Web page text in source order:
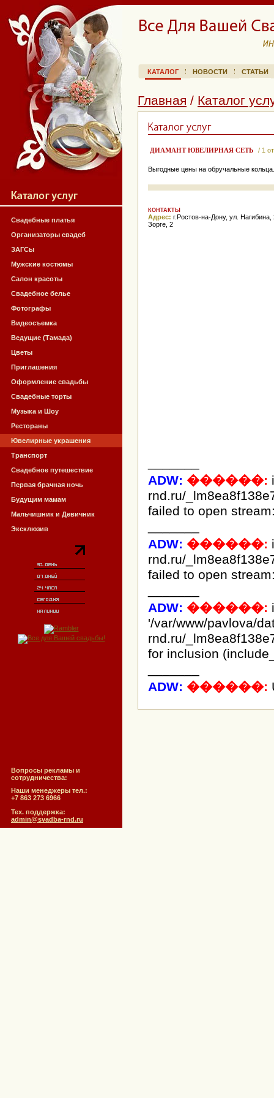
Свадебные платья
Организаторы свадеб
ЗАГСы
Мужские костюмы
Салон красоты
Свадебное белье
Фотографы
Видеосъемка
Ведущие (Тамада)
Цветы
Приглашения
Оформление свадьбы
Свадебные торты
Музыка и Шоу
Рестораны
Ювелирные украшения
Транспорт
Свадебное путешествие
Первая брачная ночь
Будущим мамам
Мальчишник и Девичник
Эксклюзив
Вопросы рекламы и
сотрудничества:
Наши менеджеры тел.:
+7 863 273 6966
Тех. поддержка:
admin@svadba-rnd.ru
КАТАЛОГ НОВОСТИ СТАТЬИ
Главная / Каталог
ДИАМАНТ ЮВЕЛИРНАЯ СЕТЬ / 1
Выгодные цены на обручальные
КОНТАКТЫ
Адрес: г.Ростов-на-Дону, ул. Нагибина,
Зорге, 2
ADW: ������:
rnd.ru/
failed to open
ADW: ������:
rnd.ru/
failed to open
ADW: ������:
'/var/www/pavlova/
rnd.ru/
for inclusion
ADW: ������: